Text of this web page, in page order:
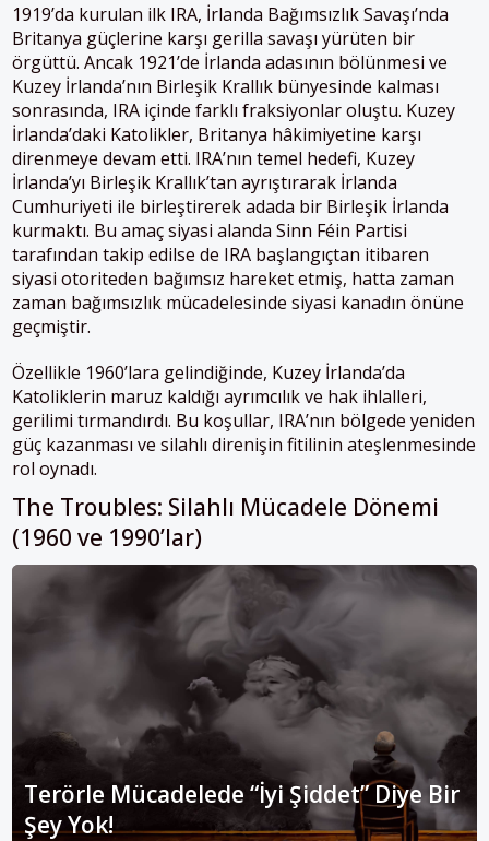
1919’da kurulan ilk IRA, İrlanda Bağımsızlık Savaşı’nda
Britanya güçlerine karşı gerilla savaşı yürüten bir
örgüttü. Ancak 1921’de İrlanda adasının bölünmesi ve
Kuzey İrlanda’nın Birleşik Krallık bünyesinde kalması
sonrasında, IRA içinde farklı fraksiyonlar oluştu. Kuzey
İrlanda’daki Katolikler, Britanya hâkimiyetine karşı
direnmeye devam etti. IRA’nın temel hedefi, Kuzey
İrlanda’yı Birleşik Krallık’tan ayrıştırarak İrlanda
Cumhuriyeti ile birleştirerek adada bir Birleşik İrlanda
kurmaktı. Bu amaç siyasi alanda Sinn Féin Partisi
tarafından takip edilse de IRA başlangıçtan itibaren
siyasi otoriteden bağımsız hareket etmiş, hatta zaman
zaman bağımsızlık mücadelesinde siyasi kanadın önüne
geçmiştir.
Özellikle 1960’lara gelindiğinde, Kuzey İrlanda’da
Katoliklerin maruz kaldığı ayrımcılık ve hak ihlalleri,
gerilimi tırmandırdı. Bu koşullar, IRA’nın bölgede yeniden
güç kazanması ve silahlı direnişin fitilinin ateşlenmesinde
rol oynadı.
The Troubles: Silahlı Mücadele Dönemi
(1960 ve 1990’lar)
Terörle Mücadelede “İyi Şiddet” Diye Bir
Şey Yok!